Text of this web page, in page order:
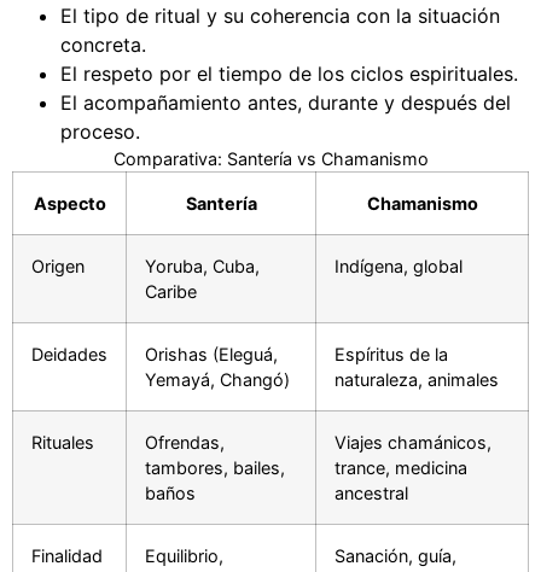
El tipo de ritual y su coherencia con la situación
concreta.
El respeto por el tiempo de los ciclos espirituales.
El acompañamiento antes, durante y después del
proceso.
Comparativa: Santería vs Chamanismo
Aspecto Santería Chamanismo
Origen
Yoruba, Cuba,
Caribe
Indígena, global
Deidades
Orishas (Eleguá,
Yemayá, Changó)
Espíritus de la
naturaleza, animales
Rituales
Ofrendas,
tambores, bailes,
baños
Viajes chamánicos,
trance, medicina
ancestral
Finalidad
Equilibrio,
Sanación, guía,